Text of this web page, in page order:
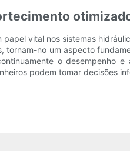
vital nos sistemas
tornam-no um aspecto
o desempenho
podem tomar decisões